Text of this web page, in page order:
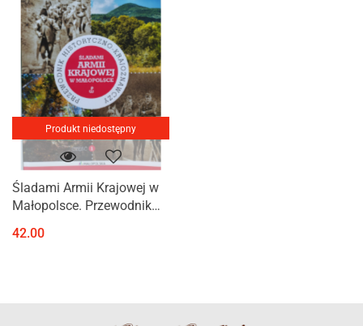
Produkt niedostępny
Śladami Armii Krajowej w
Małopolsce. Przewodnik
część 2
42.00